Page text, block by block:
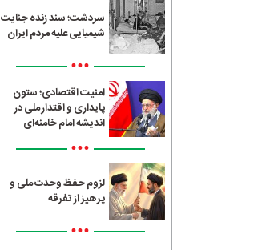
سردشت؛ سند زنده جنایت
شیمیایی علیه مردم ایران
•••
امنیت اقتصادی؛ ستون
پایداری و اقتدار ملی در
اندیشه امام خامنه‌ای
•••
لزوم حفظ وحدت ملی و
پرهیز از تفرقه
•••